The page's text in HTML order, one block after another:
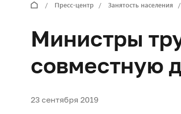
Пресс-центр Занятость населения
Министры
совместную
23 сентября 2019